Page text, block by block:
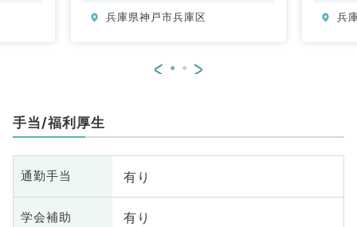
兵庫県神戸市兵庫区
科
兵
< >
手当/福利厚生
通勤手当 有り
学会補助 有り